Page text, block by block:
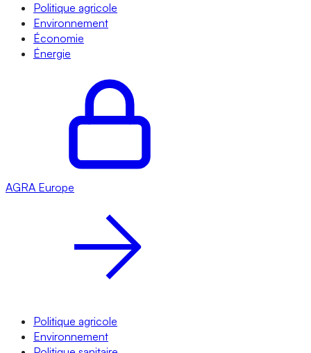
Politique agricole
Environnement
Économie
Énergie
AGRA Europe
Politique agricole
Environnement